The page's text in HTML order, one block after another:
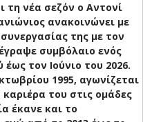
τη νέα σεζόν ο Αντονί
ανακοινώνει με
της με τον
συμβόλαιο ενός
τον Ιούνιο του 2026.
1995, αγωνίζεται
του στις ομάδες
έκανε και το